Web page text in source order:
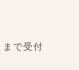
で受付